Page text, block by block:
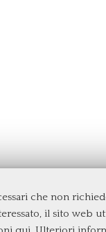
che non
il sito web
e Diritto
di RomaTor